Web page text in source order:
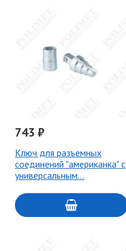
743 ₽
Ключ для разъемных
соединений "американка" с
универсальным…